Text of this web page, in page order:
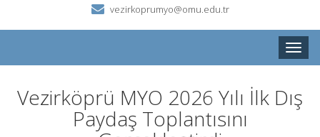
vezirkoprumyo@omu.edu.tr
Toggle
Vezirköprü MYO 2026 Yılı İlk Dış
Paydaş Toplantısını